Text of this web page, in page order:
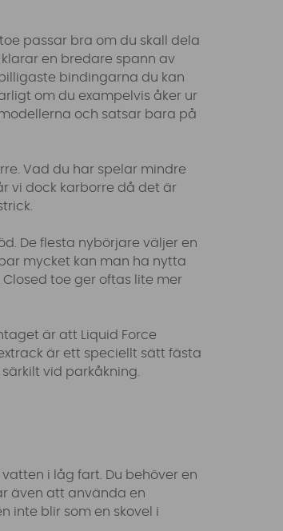
passar bra om du skall dela
en bredare spann av
bindingarna du kan
om du exampelvis åker ur
och satsar bara på
Vad du har spelar mindre
vi dock karborre då det är
De flesta nybörjare väljer en
mycket kan man ha nytta
toe ger oftas lite mer
är att Liquid Force
är ett speciellt sätt fästa
vid parkåkning.
i låg fart. Du behöver en
även att använda en
inte blir som en skovel i